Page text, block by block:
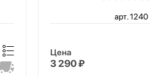
арт. 1240
Цена
3 290 ₽